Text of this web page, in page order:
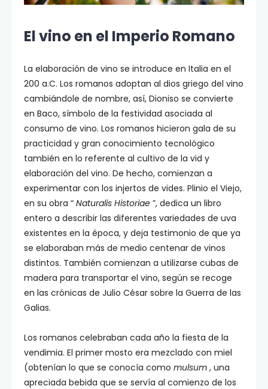
El vino en el Imperio Romano
La elaboración de vino se introduce en Italia en el
200 a.C. Los romanos adoptan al dios griego del vino
cambiándole de nombre, así, Dioniso se convierte
en Baco, símbolo de la festividad asociada al
consumo de vino. Los romanos hicieron gala de su
practicidad y gran conocimiento tecnológico
también en lo referente al cultivo de la vid y
elaboración del vino. De hecho, comienzan a
experimentar con los injertos de vides. Plinio el Viejo,
en su obra “ Naturalis Historiae ”, dedica un libro
entero a describir las diferentes variedades de uva
existentes en la época, y deja testimonio de que ya
se elaboraban más de medio centenar de vinos
distintos. También comienzan a utilizarse cubas de
madera para transportar el vino, según se recoge
en las crónicas de Julio César sobre la Guerra de las
Galias.
Los romanos celebraban cada año la fiesta de la
vendimia. El primer mosto era mezclado con miel
(obtenían lo que se conocía como mulsum , una
apreciada bebida que se servía al comienzo de los